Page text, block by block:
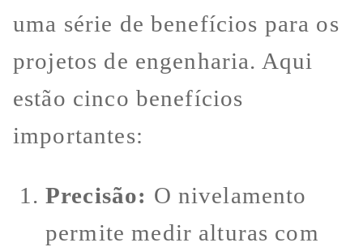
uma série de benefícios para os
projetos de engenharia. Aqui
estão cinco benefícios
importantes:
Precisão: O nivelamento
permite medir alturas com